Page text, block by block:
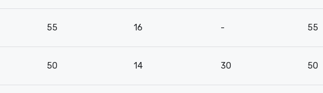
55 16 - 55
50 14 30 50